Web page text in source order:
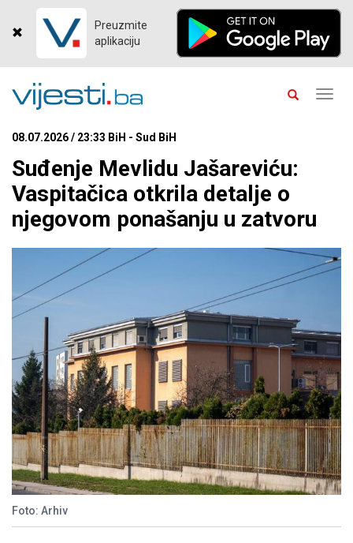
Preuzmite
aplikaciju
08.07.2026 / 23:33 BiH - Sud BiH
Suđenje Mevlidu Jašareviću:
Vaspitačica otkrila detalje o
njegovom ponašanju u zatvoru
Foto: Arhiv